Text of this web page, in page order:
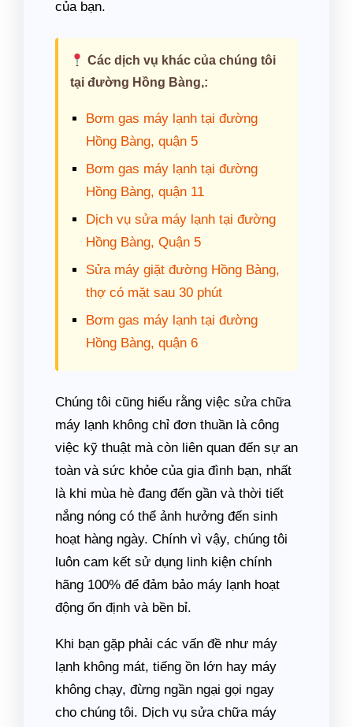
của bạn.
Các dịch vụ khác của chúng tôi
tại đường Hồng Bàng,:
Bơm gas máy lạnh tại đường
Hồng Bàng, quận 5
Bơm gas máy lạnh tại đường
Hồng Bàng, quận 11
Dịch vụ sửa máy lạnh tại đường
Hồng Bàng, Quận 5
Sửa máy giặt đường Hồng Bàng,
thợ có mặt sau 30 phút
Bơm gas máy lạnh tại đường
Hồng Bàng, quận 6
Chúng tôi cũng hiểu rằng việc sửa chữa
máy lạnh không chỉ đơn thuần là công
việc kỹ thuật mà còn liên quan đến sự an
toàn và sức khỏe của gia đình bạn, nhất
là khi mùa hè đang đến gần và thời tiết
nắng nóng có thể ảnh hưởng đến sinh
hoạt hàng ngày. Chính vì vậy, chúng tôi
luôn cam kết sử dụng linh kiện chính
hãng 100% để đảm bảo máy lạnh hoạt
động ổn định và bền bỉ.
Khi bạn gặp phải các vấn đề như máy
lạnh không mát, tiếng ồn lớn hay máy
không chạy, đừng ngần ngại gọi ngay
cho chúng tôi. Dịch vụ sửa chữa máy